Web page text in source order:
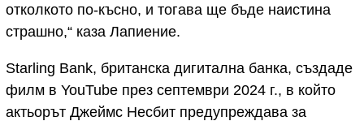
отколкото по-късно, и тогава ще бъде наистина
страшно,“ каза Лапиение.
Starling Bank, британска дигитална банка, създаде
филм в YouTube през септември 2024 г., в който
актьорът Джеймс Несбит предупреждава за